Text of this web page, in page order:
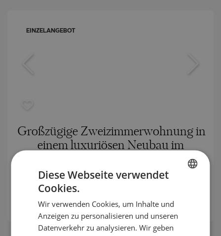
EINZELANGEBOT
Großzügige Zweizimmerwohnung in
einem luxuriösen Neubau im
CENTER / SOFIA / SOFIA / BULGARIEN
Bereich: 160.88 m
Preis: 378 068€ /// 2 350 €/m 2 ENGLISH
Diese Webseite verwendet
Cookies.
Wir verwenden Cookies, um Inhalte und
Anzeigen zu personalisieren und unseren
Datenverkehr zu analysieren. Wir geben